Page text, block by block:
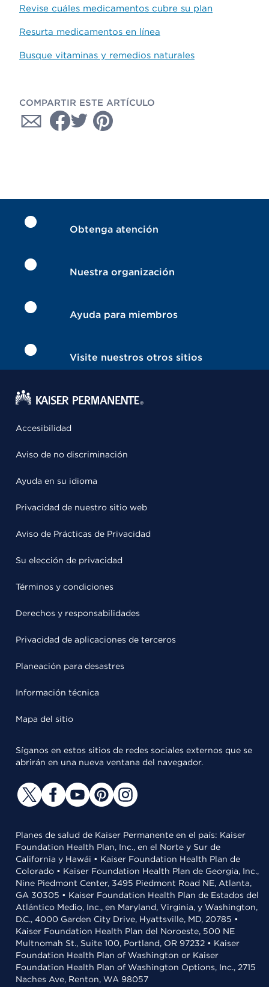
Revise cuáles medicamentos cubre su plan
Resurta medicamentos en línea
Busque vitaminas y remedios naturales
COMPARTIR ESTE ARTÍCULO
Obtenga atención
Nuestra organización
Ayuda para miembros
Visite nuestros otros sitios
Accesibilidad
Aviso de no discriminación
Ayuda en su idioma
Privacidad de nuestro sitio web
Aviso de Prácticas de Privacidad
Su elección de privacidad
Términos y condiciones
Derechos y responsabilidades
Privacidad de aplicaciones de terceros
Planeación para desastres
Información técnica
Mapa del sitio
Síganos en estos sitios de redes sociales externos que se
abrirán en una nueva ventana del navegador.
Planes de salud de Kaiser Permanente en el país: Kaiser
Foundation Health Plan, Inc., en el Norte y Sur de
California y Hawái • Kaiser Foundation Health Plan de
Colorado • Kaiser Foundation Health Plan de Georgia, Inc.,
Nine Piedmont Center, 3495 Piedmont Road NE, Atlanta,
GA 30305 • Kaiser Foundation Health Plan de Estados del
Atlántico Medio, Inc., en Maryland, Virginia, y Washington,
D.C., 4000 Garden City Drive, Hyattsville, MD, 20785 •
Kaiser Foundation Health Plan del Noroeste, 500 NE
Multnomah St., Suite 100, Portland, OR 97232 • Kaiser
Foundation Health Plan of Washington or Kaiser
Foundation Health Plan of Washington Options, Inc., 2715
Naches Ave, Renton, WA 98057